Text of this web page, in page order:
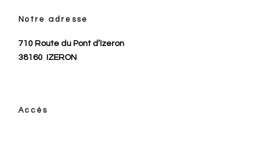
Notre adresse
710 Route du Pont d’Izeron
38160 IZERON
Accès